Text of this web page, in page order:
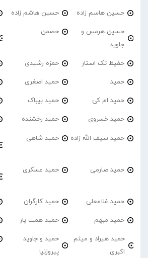
حسین هاسم زاده حسین هاشم زاده
حسین هرمس و
جاوید
حصمن
حفیظ تک استار حمزه رشیدی
حمید حمید اصغری
حمید ام کی حمید بیباک
حمید خسروی حمید رخشنده
حمید سیف الله زاده حمید شاهی
حمید صارمی حمید عسکری
حمید غلامعلی حمید کارگران
حمید مبهم حمید همت یار
حمید هیراد و میثم
اکبری
حمید و جاوید
پیروزنیا